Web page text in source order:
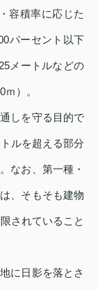
容積率に応じた
パーセント以下
メートルなどの
）。
しを守る目的で
ルを超える部分
なお、第一種・
、そもそも建物
されていること
に日影を落とさ